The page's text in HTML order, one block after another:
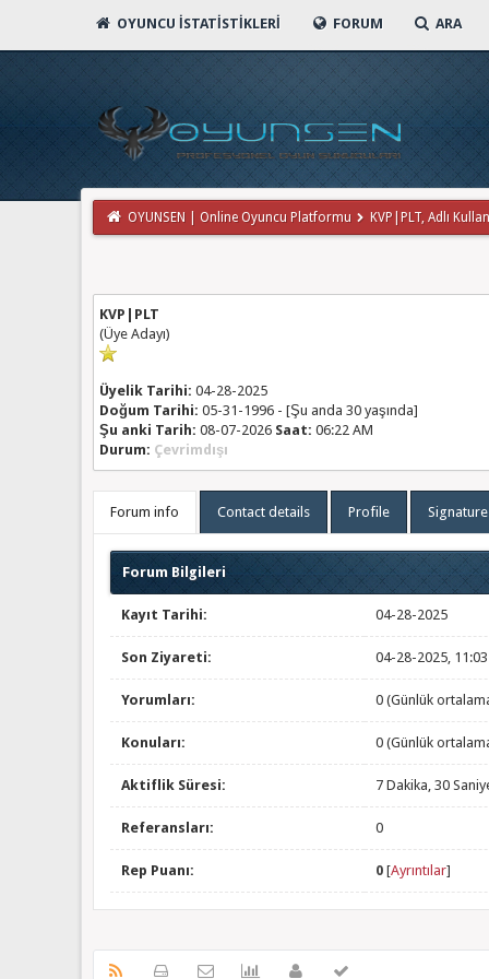
OYUNCU İSTATISTIKLERI FORUM ARA
OYUNSEN | Online Oyuncu Platformu KVP|PLT, Adlı
KVP|PLT
(Üye Adayı)
Üyelik Tarihi: 04-28-2025
Doğum Tarihi: 05-31-1996 - [Şu anda 30 yaşında]
Şu anki Tarih: 08-07-2026 Saat: 06:22 AM
Durum: Çevrimdışı
Forum info Contact details Profile Signature
Forum Bilgileri
Kayıt Tarihi: 04-28-2025
Son Ziyareti: 04-28-2025, 11:03
Yorumları: 0 (Günlük
Konuları: 0 (Günlük
Aktiflik Süresi: 7 Dakika, 30
Referansları: 0
Rep Puanı: 0 [Ayrıntılar]